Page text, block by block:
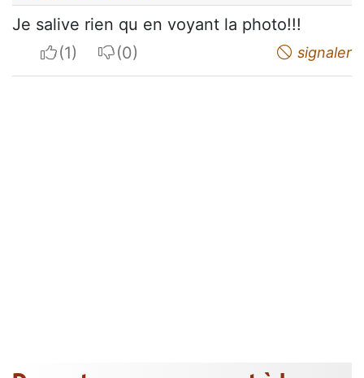
Je salive rien qu en voyant la photo!!!
I apreciateI do not appreciate signaler